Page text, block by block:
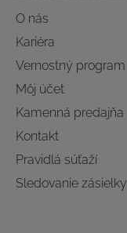
O nás
Kariéra
Vernostný program
Môj účet
Kamenná predajňa
Kontakt
Pravidlá súťaží
Sledovanie zásielky